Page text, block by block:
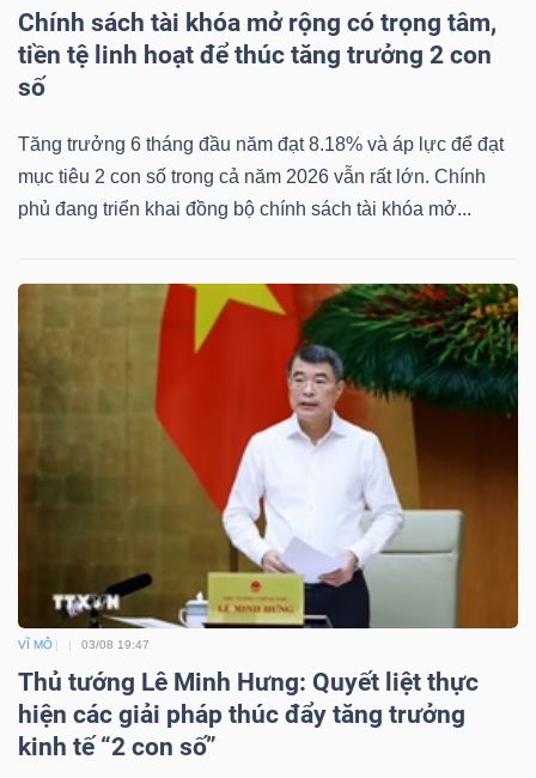
Chính sách tài khóa mở rộng có trọng tâm,
tiền tệ linh hoạt để thúc tăng trưởng 2 con
số
Tăng trưởng 6 tháng đầu năm đạt 8.18% và áp lực để đạt
mục tiêu 2 con số trong cả năm 2026 vẫn rất lớn. Chính
phủ đang triển khai đồng bộ chính sách tài khóa mở...
VĨ MÔ 03/08 19:47
Thủ tướng Lê Minh Hưng: Quyết liệt thực
hiện các giải pháp thúc đẩy tăng trưởng
kinh tế “2 con số”